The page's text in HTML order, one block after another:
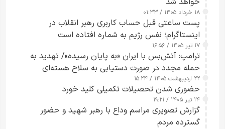
۱۸ خرداد ۱۴۰۵ / ۰۱:۳۳
پست ساعتی قبل حساب کاربری رهبر انقلاب در
اینستاگرام؛ نفس رژیم به شماره افتاده است​
۱۷ تیر ۱۴۰۵ / ۱۶:۵۶
ترامپ: آتش‌بس با ایران «به پایان رسیده»/ تهدید به
حمله مجدد در صورت دستیابی به سلاح هسته‌ای
۲۲ اردیبهشت ۱۴۰۵ / ۱۵:۲۴
حضوری شدن تحصیلات تکمیلی کلید خورد
۱۴ تیر ۱۴۰۵ / ۱۹:۲۱
گزارش تصویری مراسم وداع با رهبر شهید و حضور
گسترده مردم